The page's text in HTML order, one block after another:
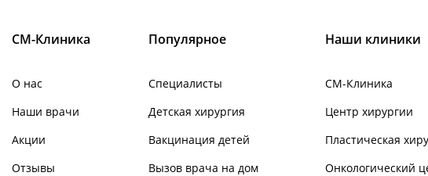
СМ-Клиника
О нас
Наши врачи
Акции
Отзывы
Популярное
Специалисты
Детская хирургия
Вакцинация детей
Вызов врача на дом
Наши клиники
СМ-Клиника
Центр хирургии
Пластическая
Онкологический